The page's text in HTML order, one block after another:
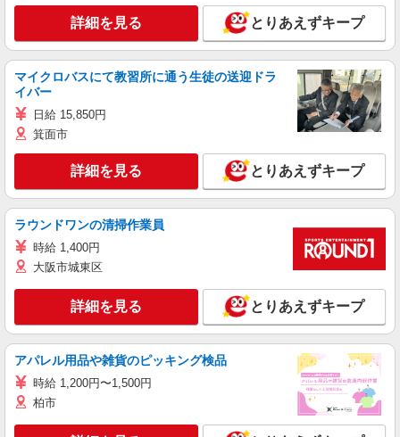
詳細を見る とりあえずキープ
マイクロバスにて教習所に通う生徒の送迎ドラ
イバー
日給 15,850円
箕面市
詳細を見る とりあえずキープ
ラウンドワンの清掃作業員
時給 1,400円
大阪市城東区
詳細を見る とりあえずキープ
アパレル用品や雑貨のピッキング検品
時給 1,200円〜1,500円
柏市